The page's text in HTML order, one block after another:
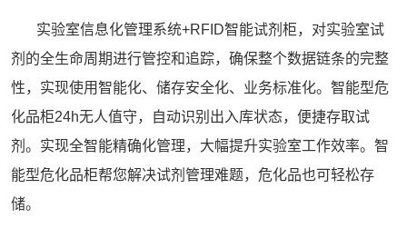
实验室信息化管理系统+RFID智能试剂柜，对实验室试
剂的全生命周期进行管控和追踪，确保整个数据链条的完整
性，实现使用智能化、储存安全化、业务标准化。智能型危
化品柜24h无人值守，自动识别出入库状态，便捷存取试
剂。实现全智能精确化管理，大幅提升实验室工作效率。智
能型危化品柜帮您解决试剂管理难题，危化品也可轻松存
储。